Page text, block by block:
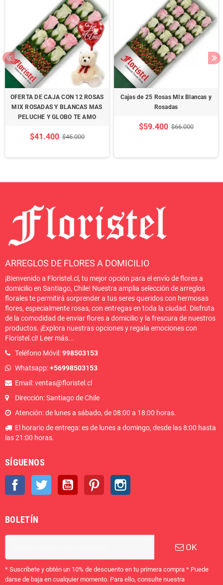
OFERTA DE CAJA CON 12 ROSAS
MIX ROSADAS Y BLANCAS MAS
PELUCHE Y GLOBO TE AMO
$41.400 $46.000
Cajas de 25 Rosas MIx Blancas y
Rosadas
$59.400 $66.000
ARREGLOS DE FLORES A DOMICILIO
¡Bienvenido a Floristel.cl, tu mejor opción para el envío de flores a
domicilio en Santiago, Chile! Nuestra amplia selección de arreglos
florales te permitirá sorprender a tus seres queridos con hermosas
flores, especialmente rosas, con entregas en toda la ciudad. Disfruta
de la comodidad de enviar flores a domicilio y la frescura de nuestros
productos. ¡Explora nuestras opciones y regala emociones con
Floristel.cl! Leer más...
Teléfono Móvil:998503153
Whatsapp:+56998503153
Email: ventas@floristel.cl
Dirección: Santiago de Chile
Atención: de lunes a sábado, de 08:00 a 18:00 horas.
El horario de entrega: es de lunes a domingo, desde las 8:00 hasta
las 21:00 horas.
SÍGUENOS
Facebook Twitter YouTube Pinterest
BOLETÍN
OK
* Suscríbete y obtén un 10% de descuento en tu primera compra * Puede
darse de baja en cualquier momento. Para ello, consulte nuestra